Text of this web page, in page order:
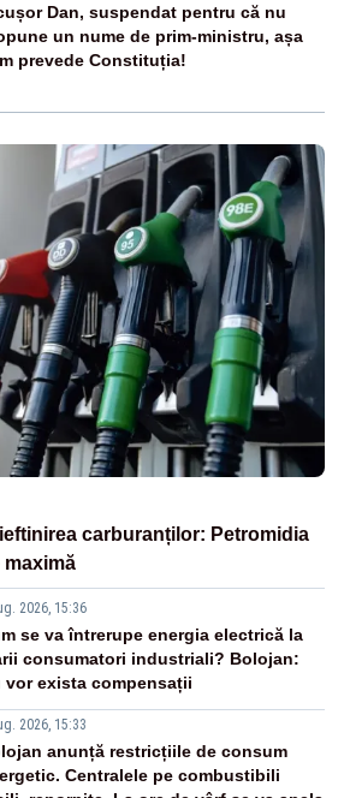
Dan, suspendat pentru că nu
un nume de prim-ministru, așa
prevede Constituția!
carburanților: Petromidia
maximă
2026, 15:36
se va întrerupe energia electrică la
consumatori industriali? Bolojan:
vor exista compensații
2026, 15:33
anunță restricțiile de consum
Centralele pe combustibili